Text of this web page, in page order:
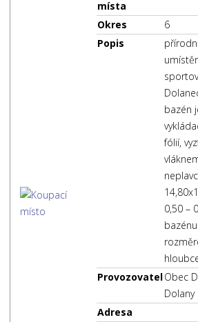
místa
Okres
6
Popis
bazén
fólií,
0,50 –
ProvozovatelObec
Dolany
Adresa